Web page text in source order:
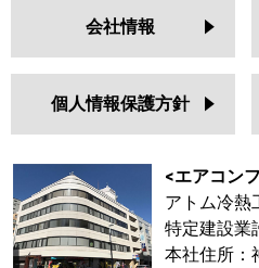
会社情報
個人情報保護方針
<エアコン
アトム冷熱
特定建設業
本社住所：